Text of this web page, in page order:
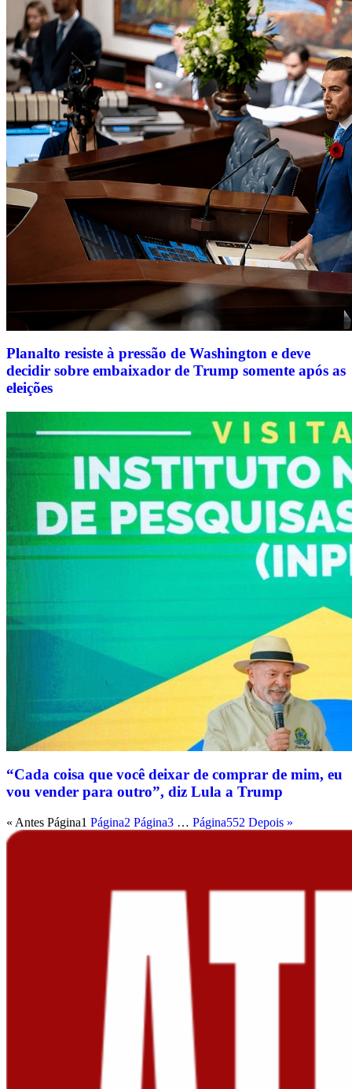
Planalto resiste à pressão de Washington e deve
decidir sobre embaixador de Trump somente após as
eleições
“Cada coisa que você deixar de comprar de mim, eu
vou vender para outro”, diz Lula a Trump
« Antes Página1 Página2 Página3 … Página552 Depois »